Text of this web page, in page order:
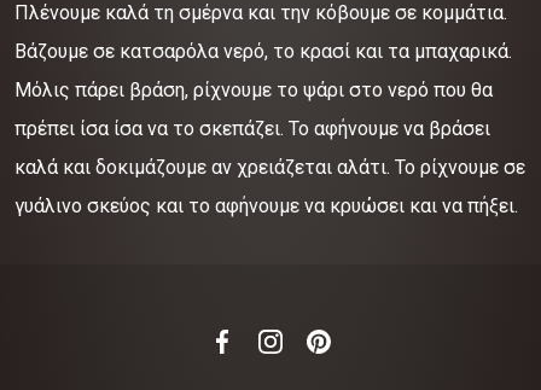
Πλένουμε καλά τη σμέρνα και την κόβουμε σε κομμάτια.
Βάζουμε σε κατσαρόλα νερό, το κρασί και τα μπαχαρικά.
Μόλις πάρει βράση, ρίχνουμε το ψάρι στο νερό που θα
πρέπει ίσα ίσα να το σκεπάζει. Το αφήνουμε να βράσει
καλά και δοκιμάζουμε αν χρειάζεται αλάτι. Το ρίχνουμε σε
γυάλινο σκεύος και το αφήνουμε να κρυώσει και να πήξει.